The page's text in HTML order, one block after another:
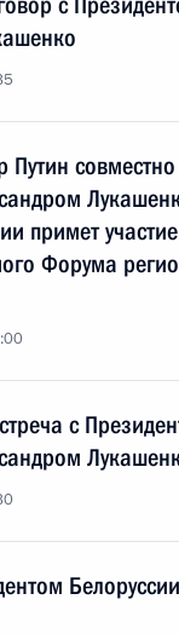
примет
Форума
с